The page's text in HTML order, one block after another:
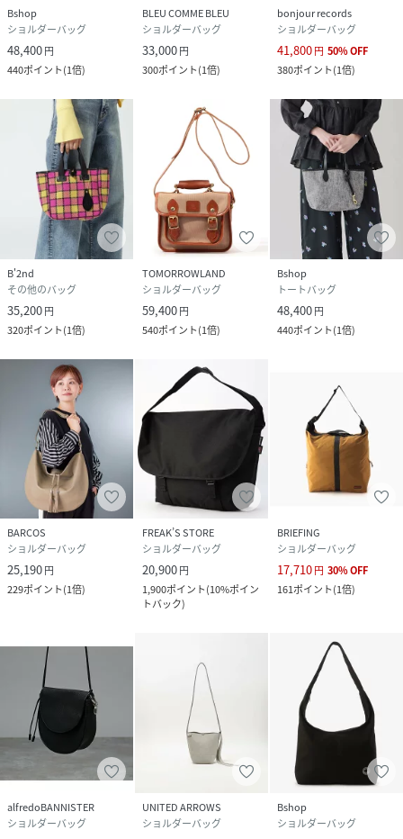
Bshop
ショルダーバッグ
48,400円
440ポイント(1倍)
BLEU COMME BLEU
ショルダーバッグ
33,000円
300ポイント(1倍)
bonjour records
ショルダーバッグ
41,800円 50%OFF
380ポイント(1倍)
B'2nd
その他のバッグ
35,200円
320ポイント(1倍)
TOMORROWLAND
ショルダーバッグ
59,400円
540ポイント(1倍)
Bshop
トートバッグ
48,400円
440ポイント(1倍)
BARCOS
ショルダーバッグ
25,190円
229ポイント(1倍)
FREAK’S STORE
ショルダーバッグ
20,900円
1,900ポイント(10%ポイン
トバック)
BRIEFING
ショルダーバッグ
17,710円 30%OFF
161ポイント(1倍)
alfredoBANNISTER
ショルダーバッグ
UNITED ARROWS
ショルダーバッグ
Bshop
ショルダーバッグ